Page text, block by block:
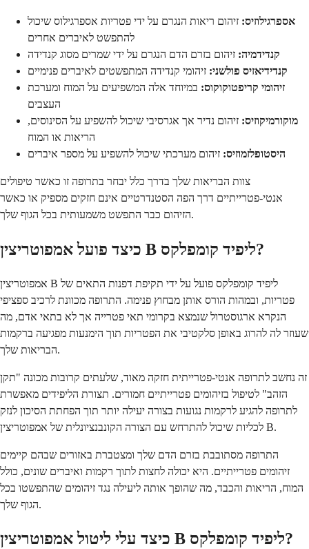
אספרגילוזיס: זיהום ריאות הנגרם על ידי פטריות אספרגילוס שיכול
להתפשט לאיברים אחרים
קנדידמיה: זיהום בזרם הדם הנגרם על ידי שמרים מסוג קנדידה
קנדידיאזיס פולשני: זיהומי קנדידה המתפשטים לאיברים פנימיים
זיהומי קריפטוקוקוס: במיוחד אלה המשפיעים על המוח ומערכת
העצבים
מוקורמיקוזיס: זיהום נדיר אך אגרסיבי שיכול להשפיע על הסינוסים,
הריאות או המוח
היסטופלזמוזיס: זיהום מערכתי שיכול להשפיע על מספר איברים
צוות הבריאות שלך בדרך כלל יבחר בתרופה זו כאשר טיפולים
אנטי-פטרייתיים דרך הפה הסטנדרטיים אינם חזקים מספיק או כאשר
הזיהום כבר התפשט משמעותית בכל הגוף שלך.
כיצד פועל אמפוטריצין B ליפיד קומפלקס?
אמפוטריצין B ליפיד קומפלקס פועל על ידי תקיפת דפנות התאים של
פטריות, ובמהות הורס אותן מבחוץ פנימה. התרופה מכוונת לרכיב ספציפי
הנקרא ארגוסטרול שנמצא בקרומי תאי פטרייה אך לא בתאי אדם, מה
שעוזר לה להרוג באופן סלקטיבי את הפטריות תוך הימנעות מפגיעה ברקמות
הבריאות שלך.
זה נחשב לתרופה אנטי-פטרייתית חזקה מאוד, שלעתים קרובות מכונה "תקן
הזהב" לטיפול בזיהומים פטרייתיים חמורים. תצורת הליפידים מאפשרת
לתרופה להגיע לרקמות נגועות בצורה יעילה יותר תוך הפחתת הסיכון לנזק
לכליות שיכול להתרחש עם הצורה הקונבנציונלית של אמפוטריצין B.
התרופה מסתובבת בזרם הדם שלך ומצטברת באזורים שבהם קיימים
זיהומים פטרייתיים. היא יכולה לחצות לתוך רקמות ואיברים שונים, כולל
המוח, הריאות והכבד, מה שהופך אותה ליעילה נגד זיהומים שהתפשטו בכל
הגוף שלך.
כיצד עלי ליטול אמפוטריצין B ליפיד קומפלקס?